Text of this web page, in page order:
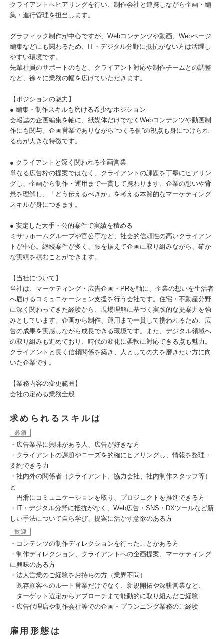
クライアントへヒアリングを行い、制作会社と連携しながら企画・編
集・進行管理を担当します。
グラフィック制作が中心ですが、Webコンテンツや動画、Webページ
編集などにも関わるため、IT・デジタル分野に抵抗がない方は活躍し
やすい環境です。
先輩社員のサポートのもと、クライアント対応や制作チームとの調整
など、徐々に業務の幅を広げていただきます。
【ポジションの魅力】
● 編集・制作スキルも磨ける希少なポジション
会報誌の企画編集を軸に、紙媒体だけでなくWebコンテンツや動画制
作にも関与。企画営業でありながら“つくる側”の視点も身につけられ
る点が大きな特徴です。
● クライアントと深く関われる企画営業
単なる広告枠の提案ではなく、クライアントの課題を丁寧にヒアリン
グし、企画から制作・運用まで一貫して携わります。企業の想いや背
景を理解し、「どう伝えるべきか」を考える本質的なマーケティング
スキルが身につきます。
● 安定した大手・公的案件で実績を積める
ミサワホームグループや官公庁など、社会的信頼性の高いクライアン
トが中心。継続案件が多く、腰を据えて企画に取り組みながら、確か
な実績を積むことができます。
【当社について】
当社は、マーケティング・広告企画・PRを軸に、企業の想いを生活者
へ届けるコミュニケーション支援を行う会社です。住宅・不動産分野
に深く関わってきた経験から、現場理解に基づく実践的な提案力を強
みとしています。企画から制作、運用まで一貫して携われるため、広
告の成果を実感しながら成長できる環境です。また、デジタル領域へ
の取り組みも進めており、時代の変化に柔軟に対応できる点も魅力。
クライアントと長く信頼関係を築き、人としての力を磨きたい方に向
いた企業です。
【業務内容の変更範囲】
会社の定める業務全般
求められるスキルは
必須
・広告業界に興味がある人、広告が好きな方
・クライアントの課題やニーズを的確にヒアリングし、情報を整理・
要約できる力
・社内外の関係者（クライアント、協力会社、社内制作スタッフ等）
と
円滑にコミュニケーションを取り、プロジェクトを推進できる方
・IT・デジタル分野に抵抗がなく、Web広告・SNS・DXツールなど新
しい手法について自ら学び、提案に活かす意欲のある方
歓迎
・コンテンツの制作ディレクションを行ったことがある方
・制作ディレクション、クライアントへの企画提案、マーケティング
に興味のある方
・法人営業のご経験をお持ちの方（業界不問）
既存顧客へのルート営業だけでなく、新規開拓や深耕営業など、
ターゲット選定からアプローチまで能動的に取り組んだご経験
・広告代理店や制作会社等での企画・プランニング業務のご経験
雇用形態は